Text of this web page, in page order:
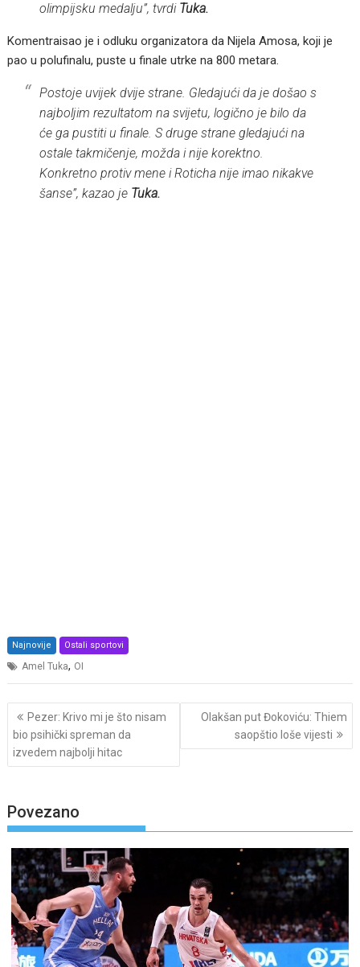
olimpijsku medalju”, tvrdi Tuka.
Komentraisao je i odluku organizatora da Nijela Amosa, koji je
pao u polufinalu, puste u finale utrke na 800 metara.
Postoje uvijek dvije strane. Gledajući da je došao s
najboljim rezultatom na svijetu, logično je bilo da
će ga pustiti u finale. S druge strane gledajući na
ostale takmičenje, možda i nije korektno.
Konkretno protiv mene i Roticha nije imao nikakve
šanse”, kazao je Tuka.
Najnovije Ostali sportovi
Amel Tuka, OI
Post
navigation
Pezer: Krivo mi je što nisam
bio psihički spreman da
izvedem najbolji hitac
Olakšan put Đokoviću: Thiem
saopštio loše vijesti
Povezano